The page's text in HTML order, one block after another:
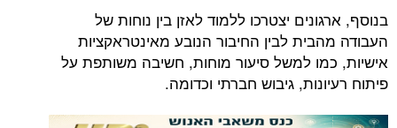
בנוסף, ארגונים יצטרכו ללמוד לאזן בין נוחות של
העבודה מהבית לבין החיבור הנובע מאינטראקציות
אישיות, כמו למשל סיעור מוחות, חשיבה משותפת על
פיתוח רעיונות, גיבוש חברתי וכדומה.